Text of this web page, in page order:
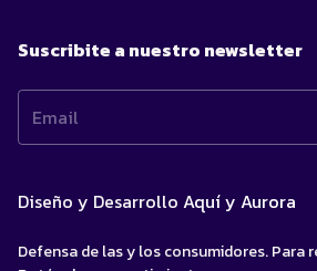
Suscribite a nuestro newsletter
Diseño y Desarrollo Aquí y Aurora
Defensa de las y los consumidores. Para